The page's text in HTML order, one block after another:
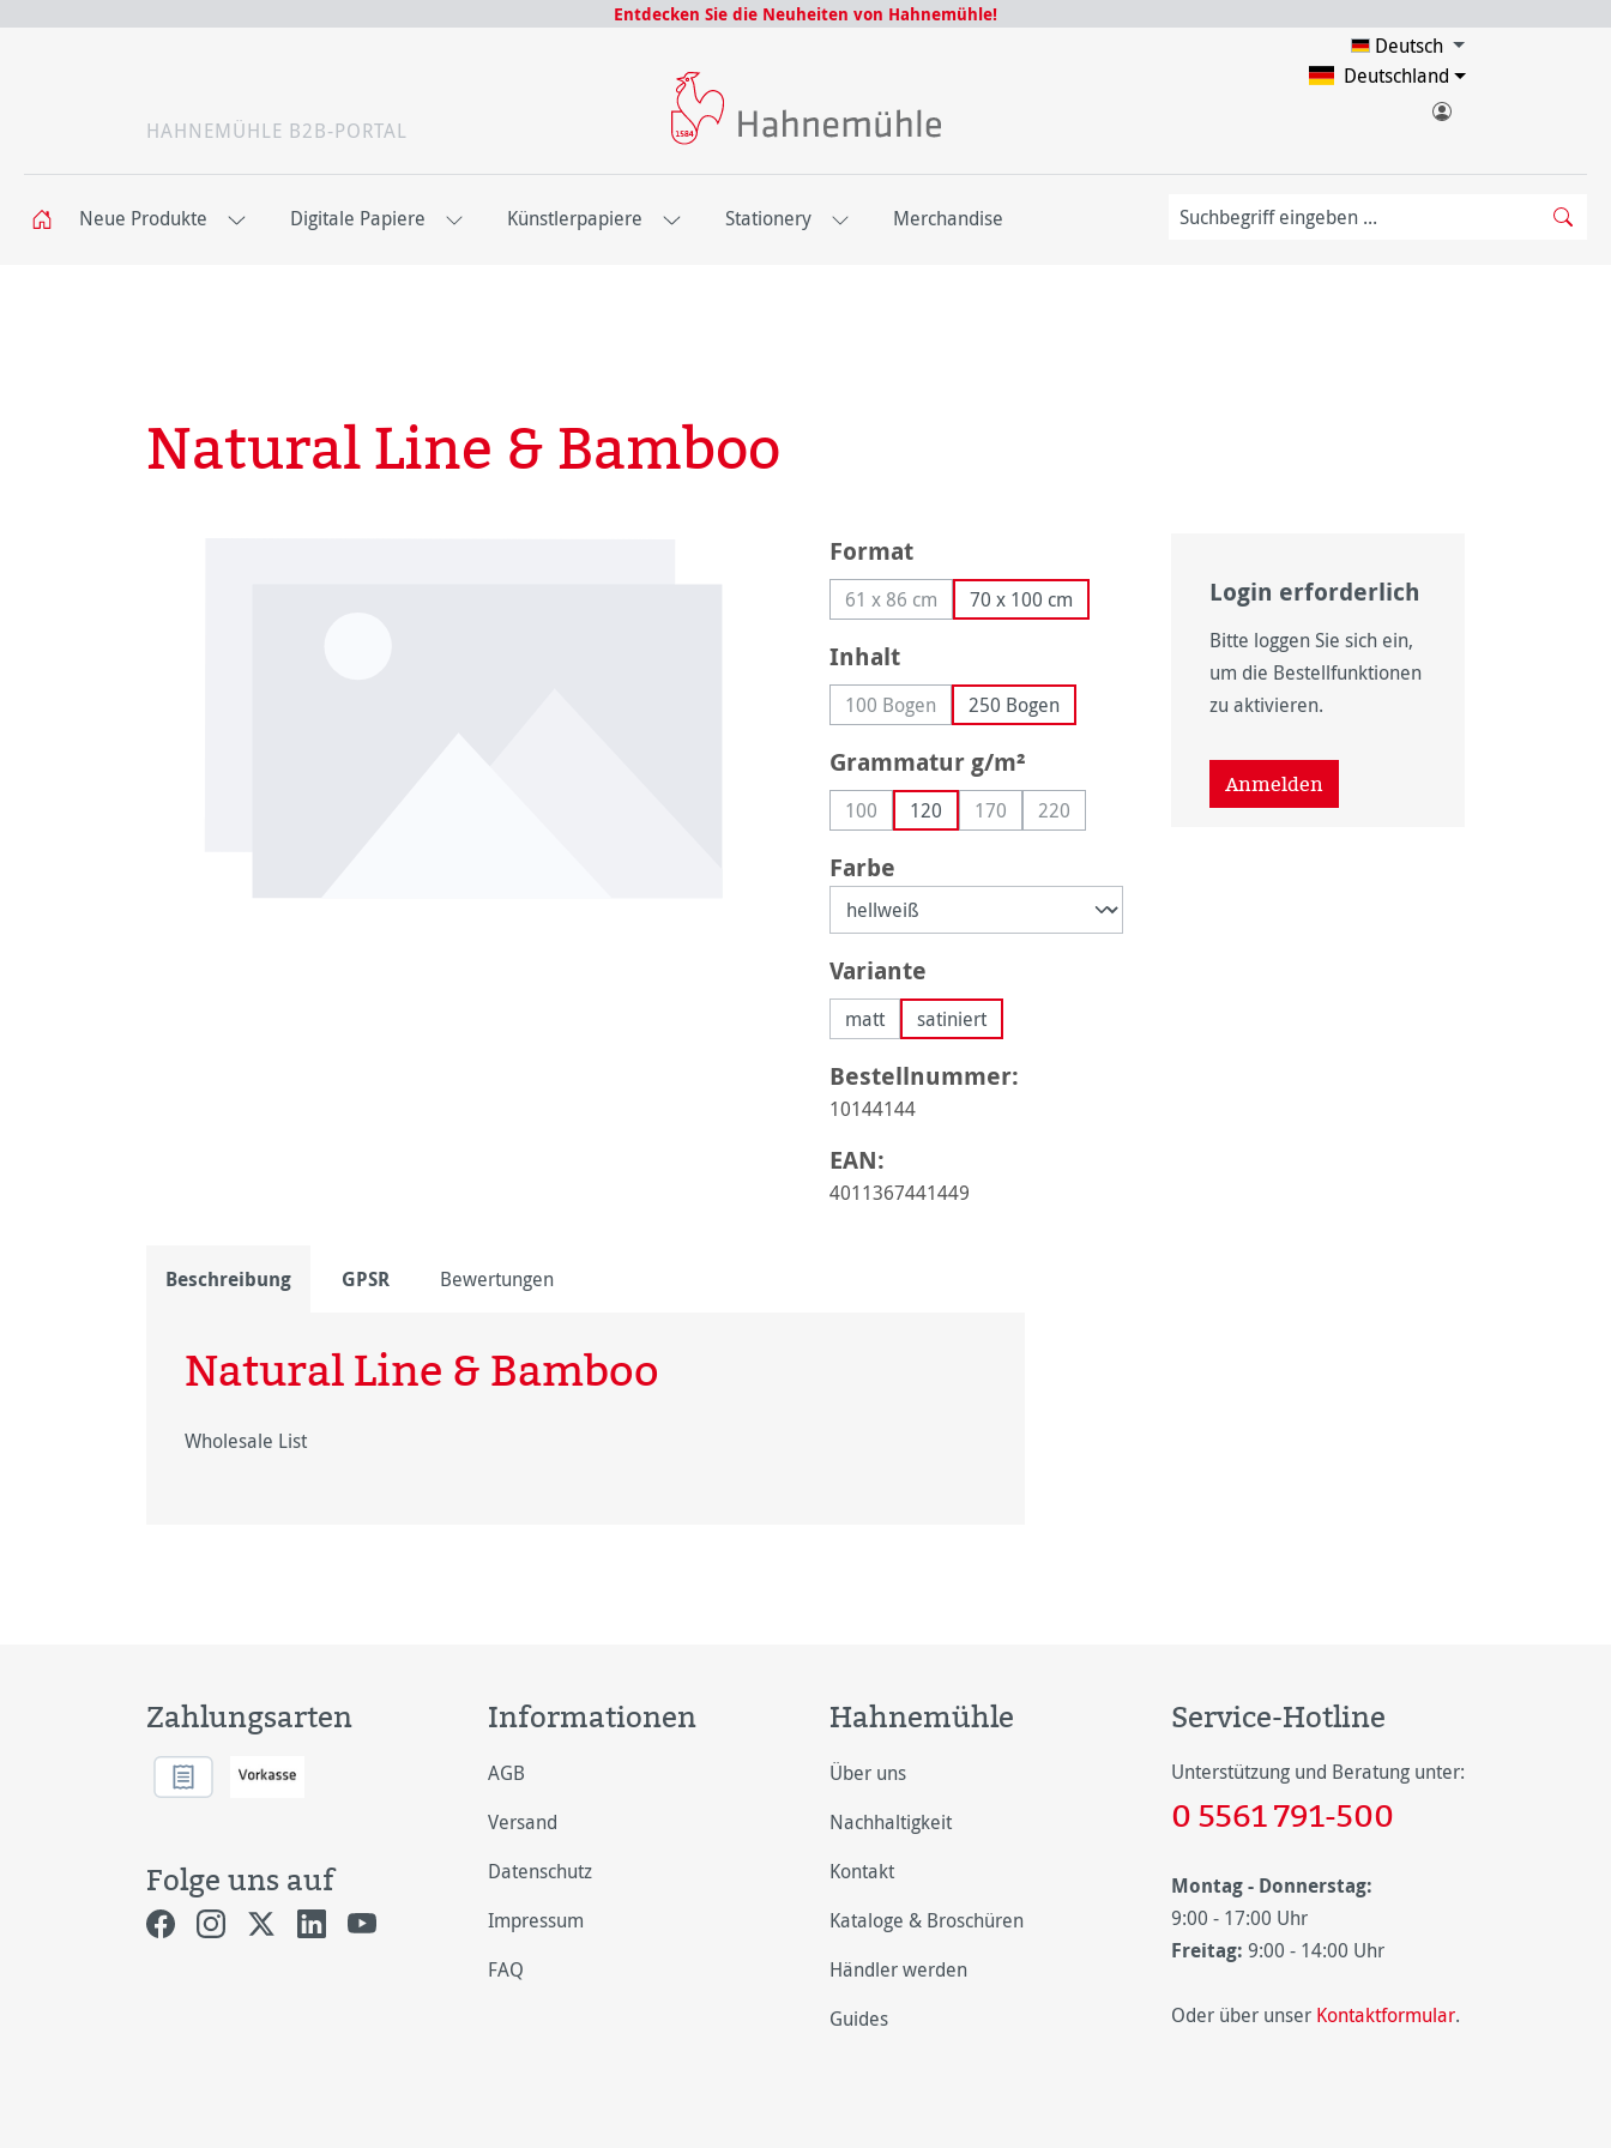
Entdecken Sie die Neuheiten von Hahnemühle!
HAHNEMÜHLE B2B-PORTAL
Deutsch
Deutschland
Neue Produkte Digitale Papiere Künstlerpapiere Stationery Merchandise
Natural Line & Bamboo
Formatauswählen
61 x 86 cm(Diese Option ist zurzeit nicht verfügbar.)
70 x 100 cm
Inhaltauswählen
100 Bogen(Diese Option ist zurzeit nicht verfügbar.)
250 Bogen
Grammatur g/m²
100(Diese Option ist zurzeit nicht verfügbar.)
120 170(Diese Option ist zurzeit nicht verfügbar.)
220(Diese Option ist zurzeit nicht verfügbar.)
Farbe
Variante
matt satiniert
Bestellnummer:
10144144
EAN:
4011367441449
Login erforderlich
Bitte loggen Sie sich ein,
um die Bestellfunktionen
zu aktivieren.
Anmelden
Beschreibung GPSR Bewertungen
Natural Line & Bamboo
Wholesale List
Zahlungsarten
Folge uns auf
Informationen
AGB
Versand
Datenschutz
Impressum
FAQ
Hahnemühle
Über uns
Nachhaltigkeit
Kontakt
Kataloge & Broschüren
Händler werden
Guides
Service-Hotline
Unterstützung und Beratung unter:
0 5561 791-500
Montag - Donnerstag:
9:00 - 17:00 Uhr
Freitag: 9:00 - 14:00 Uhr
Oder über unser Kontaktformular.